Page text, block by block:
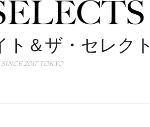
＆ザ・セレクト
2017 TOKYO